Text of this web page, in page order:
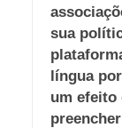
sua
língua
um efeito